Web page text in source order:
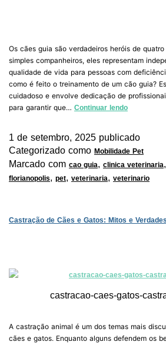
Os cães guia são verdadeiros heróis de
simples companheiros, eles representam
qualidade de vida para pessoas com
como é feito o treinamento de um cão guia?
cuidadoso e envolve dedicação de
para garantir que… Continuar lendo
1 de setembro, 2025 publicado
Categorizado como Mobilidade Pet
Marcado com cao guia, clinica veterinaria,
florianopolis, pet, veterinaria, veterinario
Castração de Cães e Gatos: Mitos e Verdades
castracao-caes-gatos-
A castração animal é um dos temas mais
cães e gatos. Enquanto alguns defendem os